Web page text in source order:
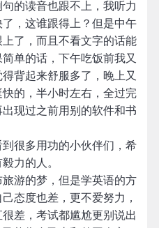
的读音也跟不上，我听力
，这谁跟得上？但是中午
了，而且不看文字的话能
单的话，下午吃饭前我又
背起来舒服多了，晚上又
的，半小时左右，全过完
现过之前用别的软件和书
很多用功的小伙伴们，希
力的人。
游的梦，但是学英语的方
态度也差，更不爱努力，
差，考试都尴尬更别说出